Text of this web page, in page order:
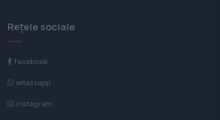
Rețele sociale
facebook
whatsapp
instagram